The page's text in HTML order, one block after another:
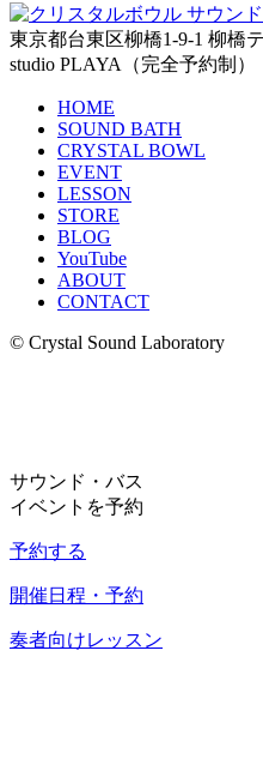
東京都台東区柳橋1-9-1 柳橋
studio PLAYA（完全予約制）
HOME
SOUND BATH
CRYSTAL BOWL
EVENT
LESSON
STORE
BLOG
YouTube
ABOUT
CONTACT
© Crystal Sound Laboratory
サウンド・バス
イベントを予約
予約する
開催日程・予約
奏者向けレッスン